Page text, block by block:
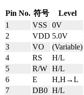
Pin No. 符号 Level
1
VSS 0V
2
VDD 5.0V
3
VO (Variable)
4
RS H/L
5
R/W H/L
6
E H,H→L
7
DB0 H/L